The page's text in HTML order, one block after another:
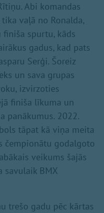
Abi komandas
vaļā no Ronalda,
finiša spurtu, kāds
gadus, kad pats
Serģi. Šoreiz
un sava grupas
izvirzoties
finiša līkuma un
panākumus. 2022.
tāpat kā viņa meita
čempionātu godalgoto
veikums šajās
savulaik BMX
trešo gadu pēc kārtas